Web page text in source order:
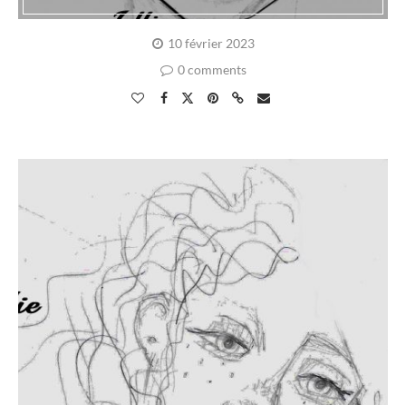
10 février 2023
0 comments